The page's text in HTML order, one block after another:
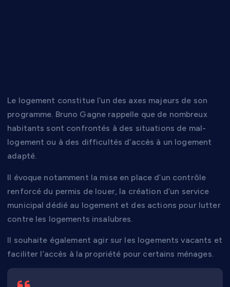
Le logement constitue l’un des axes majeurs de son
programme. Bruno Gagne rappelle que de nombreux
habitants sont confrontés à des situations de mal-
logement ou à des difficultés d’accès à un logement
adapté.
Il évoque notamment la mise en place d’un contrôle
renforcé du permis de louer, la création d’un service
municipal dédié au logement et des actions pour lutter
contre les logements insalubres.
Il souhaite également agir sur les logements vacants et
faciliter l’accès à la propriété pour certains ménages.